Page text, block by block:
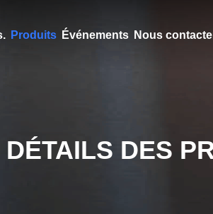
Produits Événements Nous
DÉTAILS DES